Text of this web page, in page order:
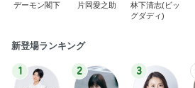
デーモン閣下 片岡愛之助
林下清志(ビッ
グダディ)
新登場ランキング
1 2 3